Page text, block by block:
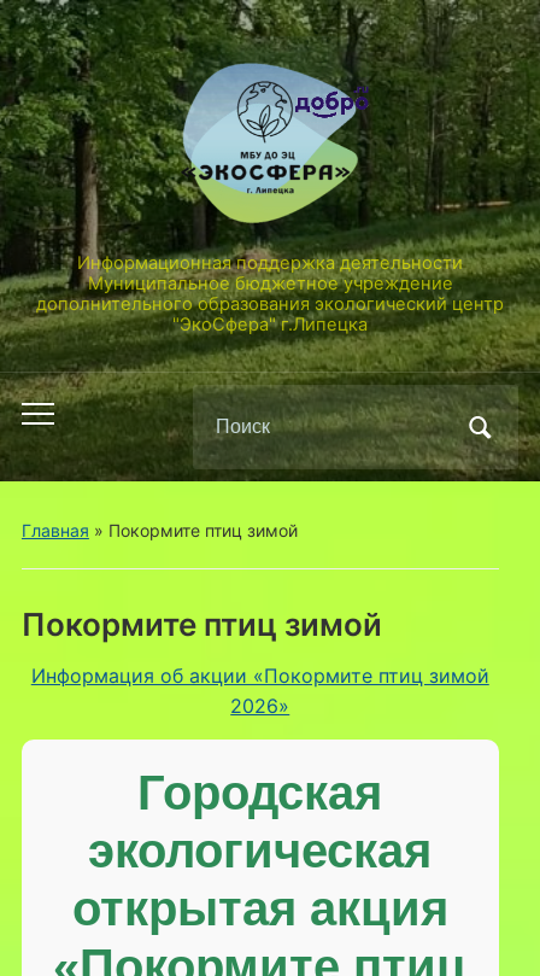
Информационная поддержка деятельности
Муниципальное бюджетное учреждение
дополнительного образования экологический центр
"ЭкоСфера" г.Липецка
Переключить
мобильное
меню
Поиск
по:
Главная » Покормите птиц зимой
Покормите птиц зимой
Информация об акции «Покормите птиц зимой
2026»
Городская
экологическая
открытая акция